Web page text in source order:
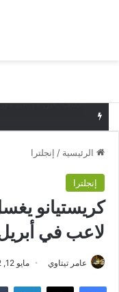
الرئيسية / إنجلترا
إنجلترا
كريستيانو
لاعب في
عامر تيتاوي مايو 12, 2022
فيسبوك ‫X